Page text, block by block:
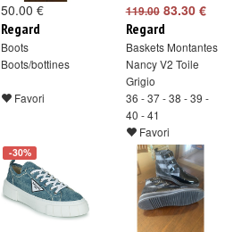
50.00 €
Regard
Boots
Boots/bottines
Favori
119.0083.30 €
Regard
Baskets Montantes
Nancy V2 Toile
Grigio
36 - 37 - 38 - 39 -
40 - 41
Favori
-30%